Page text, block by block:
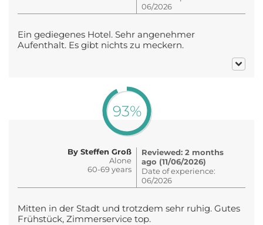
06/2026
Ein gediegenes Hotel. Sehr angenehmer
Aufenthalt. Es gibt nichts zu meckern.
93%
By Steffen Groß
Alone
60-69 years
Reviewed: 2 months
ago (11/06/2026)
Date of experience:
06/2026
Mitten in der Stadt und trotzdem sehr ruhig. Gutes
Frühstück, Zimmerservice top.